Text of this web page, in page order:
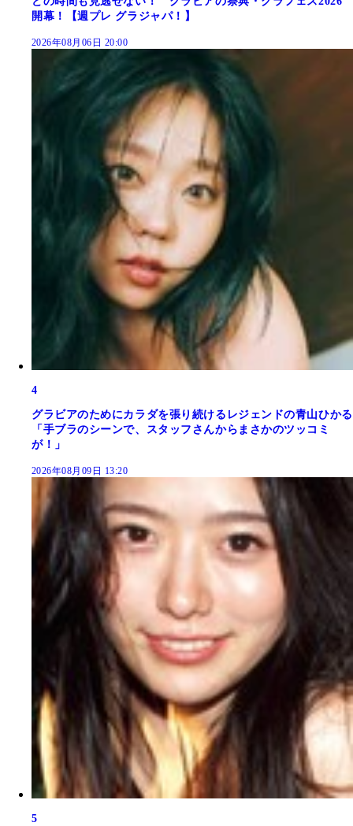
開幕！【週プレ グラジャパ！】
2026年08月06日 20:00
4
グラビアのためにカラダを張り続けるレジェンドの青山ひかる
「手ブラのシーンで、スタッフさんからまさかのツッコミ
が！」
2026年08月09日 13:20
5